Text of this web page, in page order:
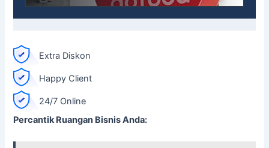
Extra Diskon
Happy Client
24/7 Online
Percantik Ruangan Bisnis Anda: